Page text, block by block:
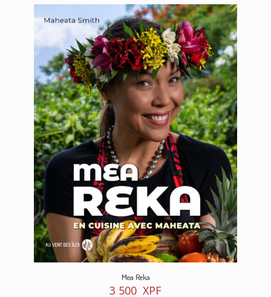
Mea Reka
3 500 XPF